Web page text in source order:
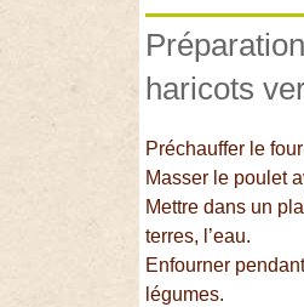
haricots
Préchauffer le
Masser le poulet
Mettre dans un
terres, l’eau.
Enfourner
légumes.